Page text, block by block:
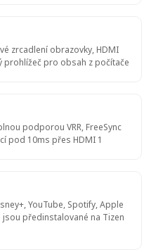
zrcadlení obrazovky, HDMI
prohlížeč pro obsah z počítače
podporou VRR, FreeSync
pod 10ms přes HDMI 1
YouTube, Spotify, Apple
jsou předinstalované na Tizen